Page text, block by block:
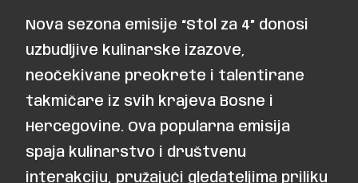
Nova sezona emisije “Stol za 4” donosi
uzbudljive kulinarske izazove,
neočekivane preokrete i talentirane
takmičare iz svih krajeva Bosne i
Hercegovine. Ova popularna emisija
spaja kulinarstvo i društvenu
interakciju, pružajući gledateljima priliku